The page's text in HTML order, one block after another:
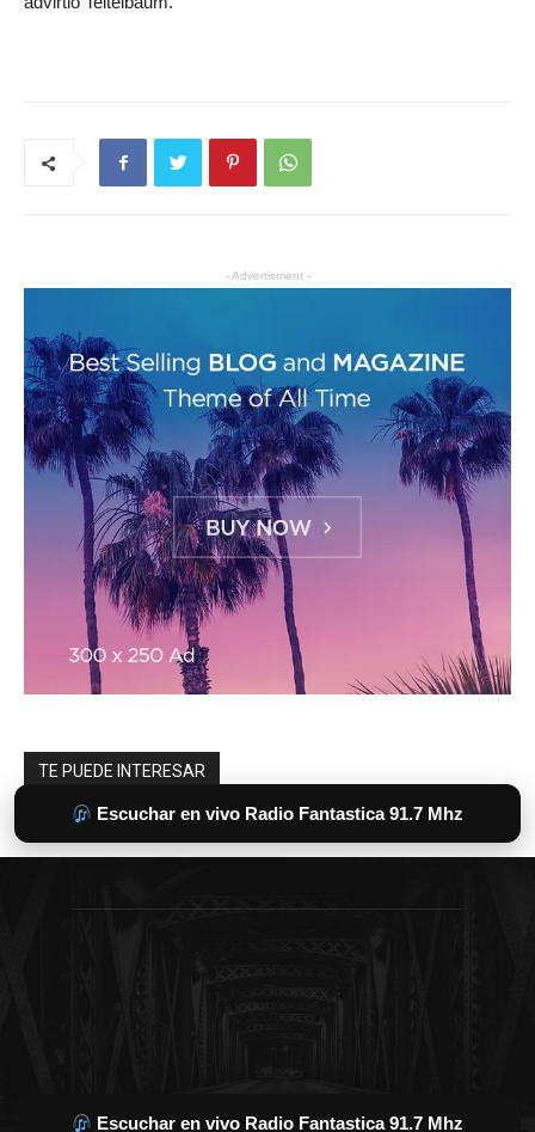
Escuchar en vivo Radio Fantastica 91.7 Mhz